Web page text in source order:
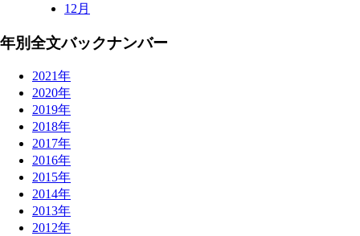
12月
年別全文バックナンバー
2021年
2020年
2019年
2018年
2017年
2016年
2015年
2014年
2013年
2012年